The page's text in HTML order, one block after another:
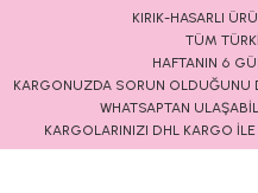
KIRIK-HASARLI
TÜM
HAFTANIN 6
KARGONUZDA SORUN OLDUĞUNU
WHATSAPTAN
KARGOLARINIZI DHL KARGO